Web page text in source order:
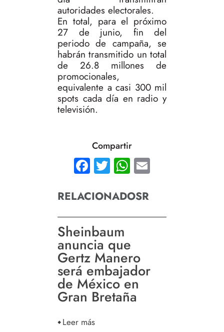
autoridades electorales.
En total, para el próximo
27 de junio, fin del
periodo de campaña, se
habrán transmitido un total
de 26.8 millones de
promocionales,
equivalente a casi 300 mil
spots cada día en radio y
televisión.
Compartir
Facebook
TwitterWhatsApp
RELACIONADOSR
Sheinbaum
anuncia que
Gertz Manero
será embajador
de México en
Gran Bretaña
Leer más